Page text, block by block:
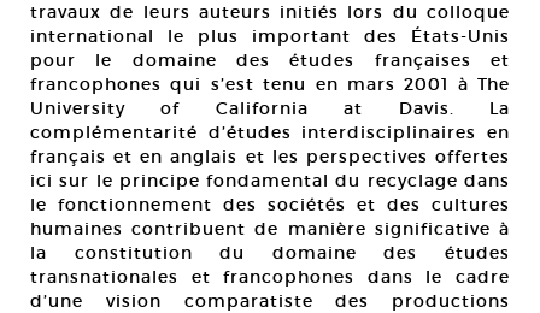
travaux de leurs auteurs initiés lors du colloque
international le plus important des États-Unis
pour le domaine des études françaises et
francophones qui s’est tenu en mars 2001 à The
University of California at Davis. La
complémentarité d’études interdisciplinaires en
français et en anglais et les perspectives offertes
ici sur le principe fondamental du recyclage dans
le fonctionnement des sociétés et des cultures
humaines contribuent de manière significative à
la constitution du domaine des études
transnationales et francophones dans le cadre
d’une vision comparatiste des productions